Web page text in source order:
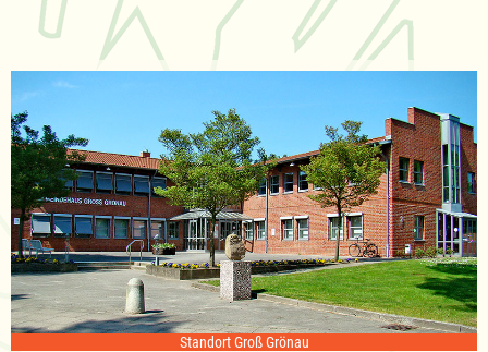
Standort Groß Grönau